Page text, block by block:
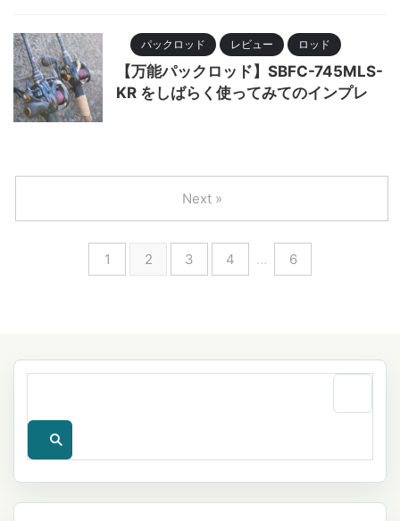
パックロッド レビュー ロッド
【万能パックロッド】SBFC-745MLS-
KR をしばらく使ってみてのインプレ
1 2 3 4 … 6
Next »